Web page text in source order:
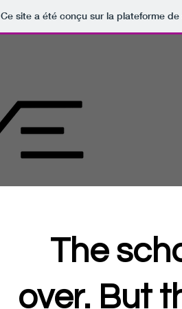
Ce site a été conçu sur la plateforme
The
over. But